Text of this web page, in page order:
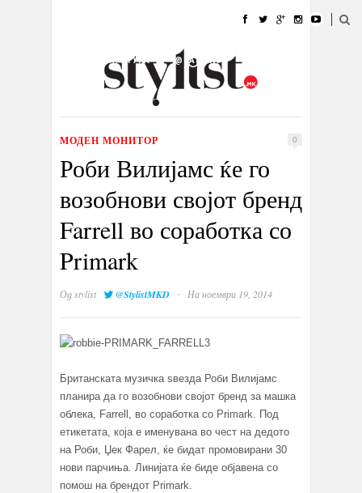
УБАВИНА
КУЛТУРА @РАБОТА
ИЗЛОГ
МОДЕН МОНИТОР 0
Роби Вилијамс ќе го
возобнови својот бренд
Farrell во соработка со
Primark
Одstylist @StylistMKD · На ноември 19, 2014
Британската музичка ѕвезда Роби Вилијамс
планира да го возобнови својот бренд за машка
облека, Farrell, во соработка со Primark. Под
етикетата, која е именувана во чест на дедото
на Роби, Џек Фарел, ќе бидат промовирани 30
нови парчиња. Линијата ќе биде објавена со
помош на брендот Primark.